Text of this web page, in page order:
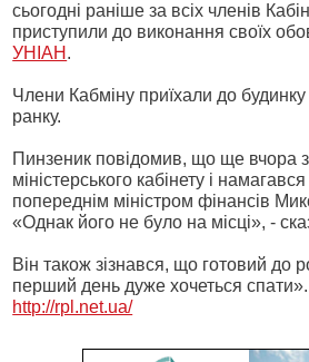
сьогодні раніше за всіх членів
приступили до виконання своїх
УНІАН .
Члени Кабміну приїхали до будинку
ранку.
Пинзеник повідомив, що ще вчора
міністерського кабінету і намагався
попереднім міністром фінансів
«Однак його не було на місці», -
Він також зізнався, що готовий до
перший день дуже хочеться спати».
http://rpl.net.ua/